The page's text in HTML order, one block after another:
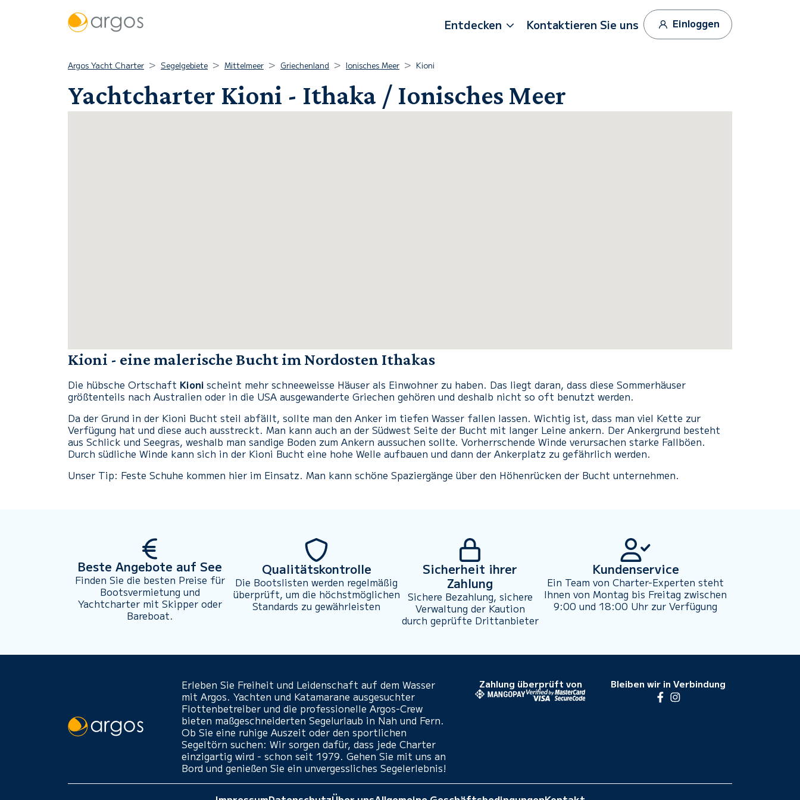
Entdecken Kontaktieren Sie uns Einloggen
Argos Yacht Charter Segelgebiete Mittelmeer Griechenland Ionisches Meer Kioni
Yachtcharter Kioni - Ithaka / Ionisches Meer
Kioni - eine malerische Bucht im Nordosten Ithakas
Die hübsche Ortschaft Kioni scheint mehr schneeweisse Häuser als Einwohner zu haben. Das liegt daran, dass diese Sommerhäuser
größtenteils nach Australien oder in die USA ausgewanderte Griechen gehören und deshalb nicht so oft benutzt werden.
Da der Grund in der Kioni Bucht steil abfällt, sollte man den Anker im tiefen Wasser fallen lassen. Wichtig ist, dass man viel Kette zur
Verfügung hat und diese auch ausstreckt. Man kann auch an der Südwest Seite der Bucht mit langer Leine ankern. Der Ankergrund besteht
aus Schlick und Seegras, weshalb man sandige Boden zum Ankern aussuchen sollte. Vorherrschende Winde verursachen starke Fallböen.
Durch südliche Winde kann sich in der Kioni Bucht eine hohe Welle aufbauen und dann der Ankerplatz zu gefährlich werden.
Unser Tip: Feste Schuhe kommen hier im Einsatz. Man kann schöne Spaziergänge über den Höhenrücken der Bucht unternehmen.
Beste Angebote auf See
Finden Sie die besten Preise für
Bootsvermietung und
Yachtcharter mit Skipper oder
Bareboat.
Qualitätskontrolle
Die Bootslisten werden regelmäßig
überprüft, um die höchstmöglichen
Standards zu gewährleisten
Sicherheit ihrer
Zahlung
Sichere Bezahlung, sichere
Verwaltung der Kaution
durch geprüfte Drittanbieter
Kundenservice
Ein Team von Charter-Experten steht
Ihnen von Montag bis Freitag zwischen
9:00 und 18:00 Uhr zur Verfügung
Erleben Sie Freiheit und Leidenschaft auf dem Wasser
mit Argos. Yachten und Katamarane ausgesuchter
Flottenbetreiber und die professionelle Argos-Crew
bieten maßgeschneiderten Segelurlaub in Nah und Fern.
Ob Sie eine ruhige Auszeit oder den sportlichen
Segeltörn suchen: Wir sorgen dafür, dass jede Charter
einzigartig wird - schon seit 1979. Gehen Sie mit uns an
Bord und genießen Sie ein unvergessliches Segelerlebnis!
Zahlung überprüft von Bleiben wir in Verbindung